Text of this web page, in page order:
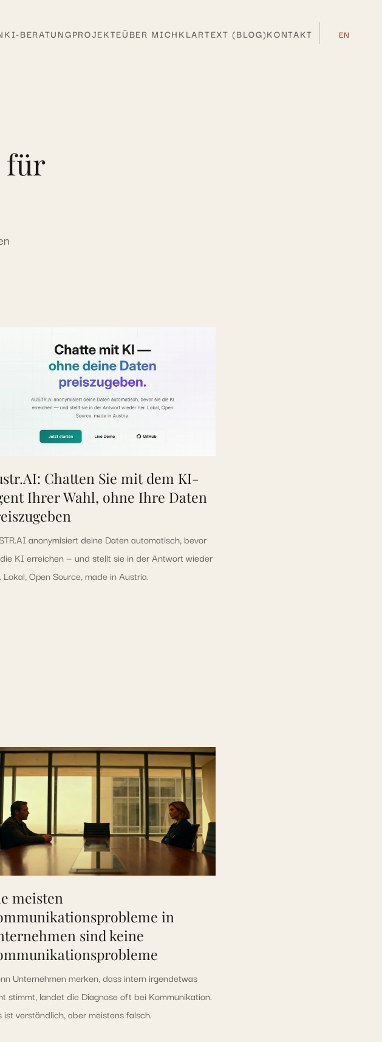
KI-BERATUNGPROJEKTEÜBER MICHKLARTEXT (BLOG)KONTAKT EN
für
Chatten Sie mit dem KI-
Ihrer Wahl, ohne Ihre Daten
anonymisiert deine Daten automatisch, bevor
KI erreichen — und stellt sie in der Antwort wieder
Lokal, Open Source, made in Austria.
meisten
in
sind keine
Unternehmen merken, dass intern irgendetwas
stimmt, landet die Diagnose oft bei Kommunikation.
ist verständlich, aber meistens falsch.